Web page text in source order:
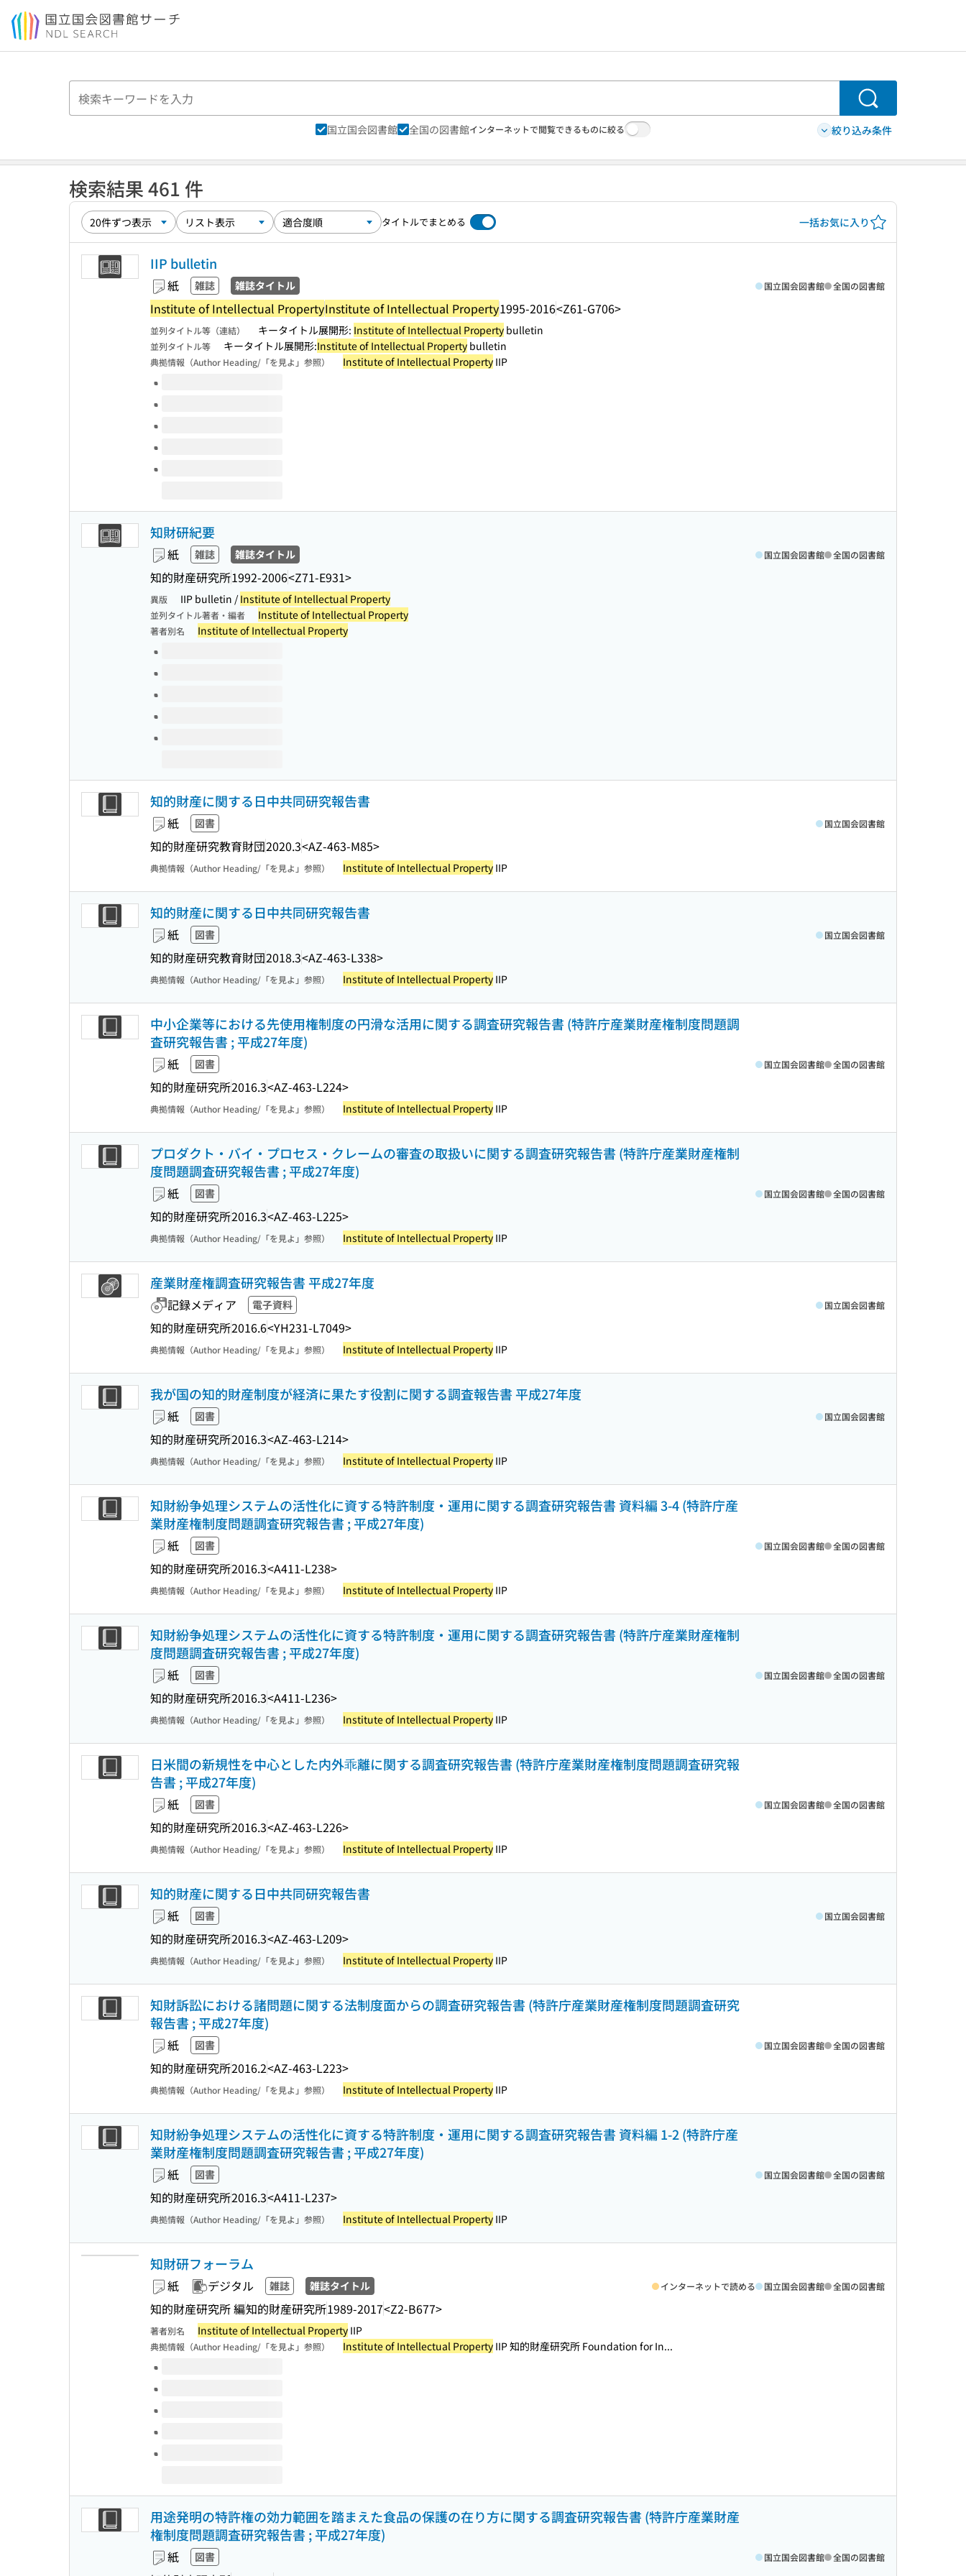
本文へ移動
検索
国立国会図書館 全国の図書館インターネットで閲覧できるものに絞る 絞り込み条件
検索結果 461 件
タイトルでまとめる 一括お気に入り
IIP bulletin
紙 雑誌 雑誌タイトル
Institute of Intellectual PropertyInstitute of Intellectual Property1995-2016<Z61-G706>
国立国会図書館 全国の図書館
並列タイトル等（連結） キータイトル展開形: Institute of Intellectual Property bulletin
並列タイトル等 キータイトル展開形:Institute of Intellectual Property bulletin
典拠情報（Author Heading/「を見よ」参照） Institute of Intellectual Property IIP
このタイトルの巻号
知財研紀要
紙 雑誌 雑誌タイトル
知的財産研究所1992-2006<Z71-E931>
国立国会図書館 全国の図書館
異版 IIP bulletin /Institute of Intellectual Property
並列タイトル著者・編者 Institute of Intellectual Property
著者別名 Institute of Intellectual Property
このタイトルの巻号
知的財産に関する日中共同研究報告書
紙 図書
知的財産研究教育財団2020.3<AZ-463-M85>
国立国会図書館
典拠情報（Author Heading/「を見よ」参照） Institute of Intellectual Property IIP
知的財産に関する日中共同研究報告書
紙 図書
知的財産研究教育財団2018.3<AZ-463-L338>
国立国会図書館
典拠情報（Author Heading/「を見よ」参照） Institute of Intellectual Property IIP
中小企業等における先使用権制度の円滑な活用に関する調査研究報告書 (特許庁産業財産権制度問題調
査研究報告書 ; 平成27年度)
紙 図書
知的財産研究所2016.3<AZ-463-L224>
国立国会図書館 全国の図書館
典拠情報（Author Heading/「を見よ」参照） Institute of Intellectual Property IIP
プロダクト・バイ・プロセス・クレームの審査の取扱いに関する調査研究報告書 (特許庁産業財産権制
度問題調査研究報告書 ; 平成27年度)
紙 図書
知的財産研究所2016.3<AZ-463-L225>
国立国会図書館 全国の図書館
典拠情報（Author Heading/「を見よ」参照） Institute of Intellectual Property IIP
産業財産権調査研究報告書 平成27年度
記録メディア 電子資料
知的財産研究所2016.6<YH231-L7049>
国立国会図書館
典拠情報（Author Heading/「を見よ」参照） Institute of Intellectual Property IIP
我が国の知的財産制度が経済に果たす役割に関する調査報告書 平成27年度
紙 図書
知的財産研究所2016.3<AZ-463-L214>
国立国会図書館
典拠情報（Author Heading/「を見よ」参照） Institute of Intellectual Property IIP
知財紛争処理システムの活性化に資する特許制度・運用に関する調査研究報告書 資料編 3-4 (特許庁産
業財産権制度問題調査研究報告書 ; 平成27年度)
紙 図書
知的財産研究所2016.3<A411-L238>
国立国会図書館 全国の図書館
典拠情報（Author Heading/「を見よ」参照） Institute of Intellectual Property IIP
知財紛争処理システムの活性化に資する特許制度・運用に関する調査研究報告書 (特許庁産業財産権制
度問題調査研究報告書 ; 平成27年度)
紙 図書
知的財産研究所2016.3<A411-L236>
国立国会図書館 全国の図書館
典拠情報（Author Heading/「を見よ」参照） Institute of Intellectual Property IIP
日米間の新規性を中心とした内外乖離に関する調査研究報告書 (特許庁産業財産権制度問題調査研究報
告書 ; 平成27年度)
紙 図書
知的財産研究所2016.3<AZ-463-L226>
国立国会図書館 全国の図書館
典拠情報（Author Heading/「を見よ」参照） Institute of Intellectual Property IIP
知的財産に関する日中共同研究報告書
紙 図書
知的財産研究所2016.3<AZ-463-L209>
国立国会図書館
典拠情報（Author Heading/「を見よ」参照） Institute of Intellectual Property IIP
知財訴訟における諸問題に関する法制度面からの調査研究報告書 (特許庁産業財産権制度問題調査研究
報告書 ; 平成27年度)
紙 図書
知的財産研究所2016.2<AZ-463-L223>
国立国会図書館 全国の図書館
典拠情報（Author Heading/「を見よ」参照） Institute of Intellectual Property IIP
知財紛争処理システムの活性化に資する特許制度・運用に関する調査研究報告書 資料編 1-2 (特許庁産
業財産権制度問題調査研究報告書 ; 平成27年度)
紙 図書
知的財産研究所2016.3<A411-L237>
国立国会図書館 全国の図書館
典拠情報（Author Heading/「を見よ」参照） Institute of Intellectual Property IIP
知財研フォーラム
紙 デジタル 雑誌 雑誌タイトル
知的財産研究所 編知的財産研究所1989-2017<Z2-B677>
インターネットで読める 国立国会図書館 全国の図書館
著者別名 Institute of Intellectual Property IIP
典拠情報（Author Heading/「を見よ」参照） Institute of Intellectual Property IIP 知的財産研究所 Foundation for In...
このタイトルの巻号
用途発明の特許権の効力範囲を踏まえた食品の保護の在り方に関する調査研究報告書 (特許庁産業財産
権制度問題調査研究報告書 ; 平成27年度)
紙 図書 国立国会図書館 全国の図書館